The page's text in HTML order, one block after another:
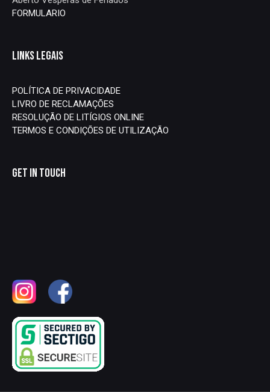
FORMULARIO
LINKS LEGAIS
POLÍTICA DE PRIVACIDADE
LIVRO DE RECLAMAÇÕES
RESOLUÇÃO DE LITÍGIOS ONLINE
TERMOS E CONDIÇÕES DE UTILIZAÇÃO
GET IN TOUCH